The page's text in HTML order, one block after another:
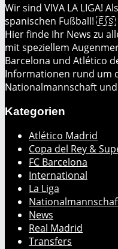
Wir sind VIVA LA LIGA!
spanischen Fußball! 🇪🇸
Hier finde Ihr News zu
mit speziellem
Barcelona und Atlético
Informationen rund um
Nationalmannschaft
Kategorien
Atlético Madrid
Copa del Rey &
FC Barcelona
International
La Liga
News
Real Madrid
Transfers